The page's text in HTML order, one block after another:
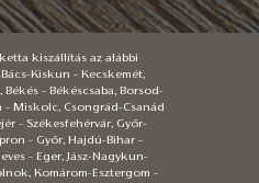
kiszállítás az alábbi
Kiskun – Kecskemét,
Békés – Békéscsaba, Borsod-
– Miskolc, Csongrád-Csanád
– Székesfehérvár, Győr-
– Győr, Hajdú-Bihar –
– Eger, Jász-Nagykun-
Komárom-Esztergom –